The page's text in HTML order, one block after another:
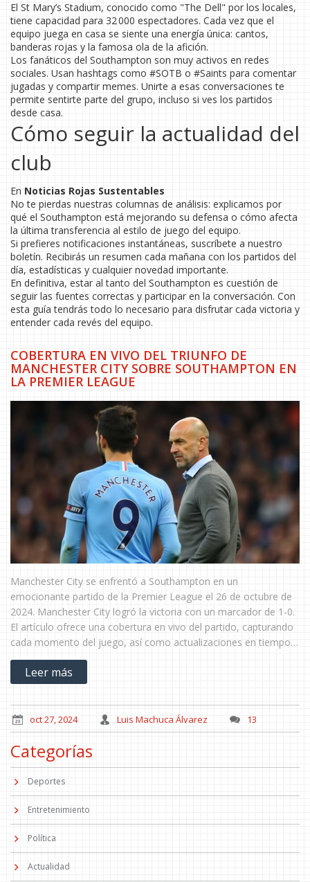
El St Mary’s Stadium, conocido como "The Dell" por los locales,
tiene capacidad para 32 000 espectadores. Cada vez que el
equipo juega en casa se siente una energía única: cantos,
banderas rojas y la famosa ola de la afición.
Los fanáticos del Southampton son muy activos en redes
sociales. Usan hashtags como #SOTB o #Saints para comentar
jugadas y compartir memes. Unirte a esas conversaciones te
permite sentirte parte del grupo, incluso si ves los partidos
desde casa.
Cómo seguir la actualidad del
club
En Noticias Rojas Sustentables
No te pierdas nuestras columnas de análisis: explicamos por
qué el Southampton está mejorando su defensa o cómo afecta
la última transferencia al estilo de juego del equipo.
Si prefieres notificaciones instantáneas, suscríbete a nuestro
boletín. Recibirás un resumen cada mañana con los partidos del
día, estadísticas y cualquier novedad importante.
En definitiva, estar al tanto del Southampton es cuestión de
seguir las fuentes correctas y participar en la conversación. Con
esta guía tendrás todo lo necesario para disfrutar cada victoria y
entender cada revés del equipo.
COBERTURA EN VIVO DEL TRIUNFO DE
MANCHESTER CITY SOBRE SOUTHAMPTON EN
LA PREMIER LEAGUE
Manchester City se enfrentó a Southampton en un
emocionante partido de la Premier League el 26 de octubre de
2024. Manchester City logró la victoria con un marcador de 1-0.
El artículo ofrece una cobertura en vivo del partido, capturando
cada momento del juego, así como actualizaciones en tiempo
real, videos exclusivos y resultados de fútbol en directo.
Leer más
oct 27, 2024 Luis Machuca Álvarez 13
Categorías
Deportes
Entretenimiento
Política
Actualidad